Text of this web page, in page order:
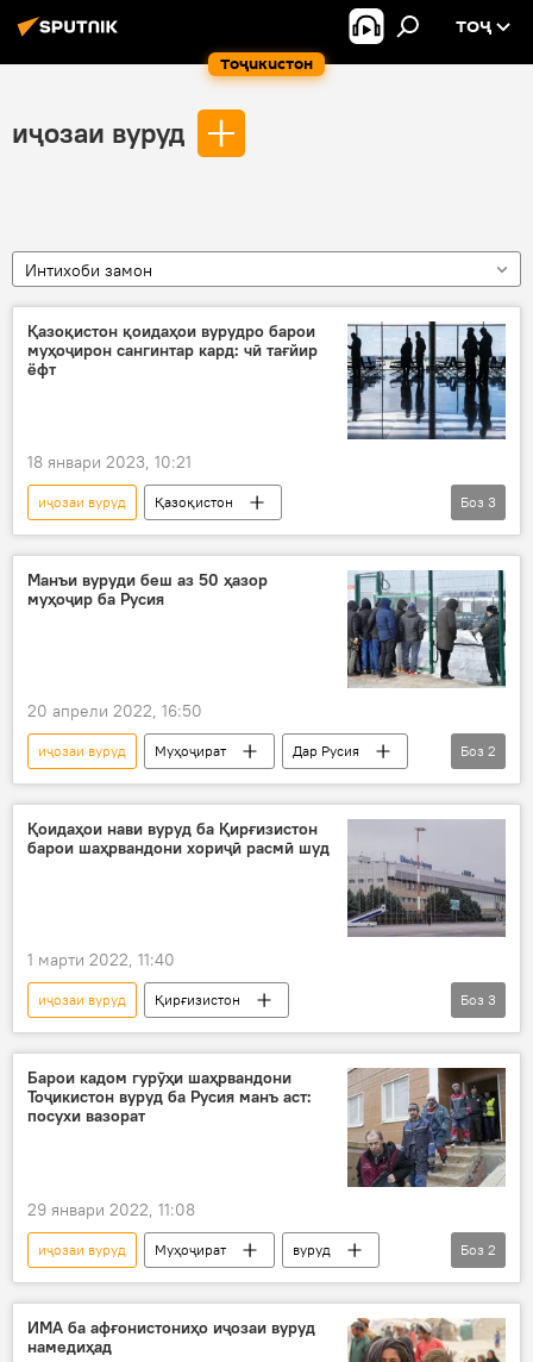
Тоҷикистон
ТОҶ
иҷозаи вуруд
Интихоби замон
Қазоқистон қоидаҳои вурудро барои
муҳоҷирон сангинтар кард: чӣ тағйир
ёфт
18 январи 2023, 10:21
иҷозаи вуруд
Қазоқистон
Осиёи Марказӣ
маҳдудият
қонун
Муҳоҷират
Боз 3
Манъи вуруди беш аз 50 ҳазор
муҳоҷир ба Русия
20 апрели 2022, 16:50
иҷозаи вуруд Муҳоҷират
Дар Русия
муҳоҷир
манъи вуруд
Боз 2
Қоидаҳои нави вуруд ба Қирғизистон
барои шаҳрвандони хориҷӣ расмӣ шуд
1 марти 2022, 11:40
иҷозаи вуруд
Қирғизистон
Коронавирус дар Русия ва ҷаҳон: охирин хабару гузоришҳо
коронавирус
тағйирот
Боз 3
Барои кадом гурӯҳи шаҳрвандони
Тоҷикистон вуруд ба Русия манъ аст:
посухи вазорат
29 январи 2022, 11:08
иҷозаи вуруд Муҳоҷират
вуруд
марз
Дар Русия
Боз 2
ИМА ба афғонистониҳо иҷозаи вуруд
намедиҳад